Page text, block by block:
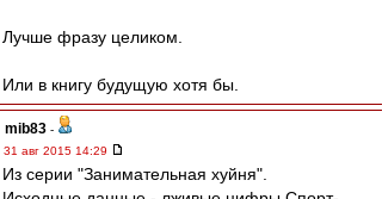
Лучше фразу целиком.
Или в книгу будущую хотя бы.
mib83 -
31 авг 2015 14:29
Из серии "Занимательная хуйня".